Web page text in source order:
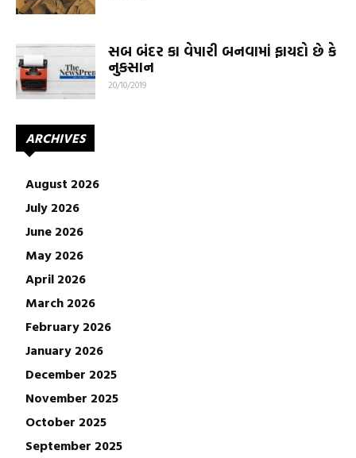
સબ બંદર કા વેપારી બનવામાં ફાયદો છે કે
નુકસાન
20/10/2019
ARCHIVES
August 2026
July 2026
June 2026
May 2026
April 2026
March 2026
February 2026
January 2026
December 2025
November 2025
October 2025
September 2025